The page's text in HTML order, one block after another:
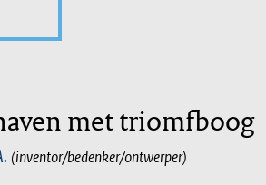
met triomfboog
(inventor/bedenker/ontwerper)